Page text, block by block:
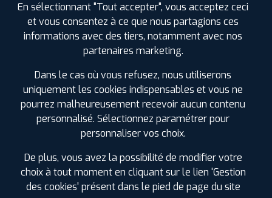
GÉNIE CIVIL MANUTENTION NOS SERVICES PLUS
Freinage
Montage pneus à MALESHERBES
Amortisseurs
Batterie
Géométrie
Vente Accessoires
En sélectionnant "Tout accepter", vous acceptez ceci
et vous consentez à ce que nous partagions ces
informations avec des tiers, notamment avec nos
partenaires marketing.
Dans le cas où vous refusez, nous utiliserons
uniquement les cookies indispensables et vous ne
pourrez malheureusement recevoir aucun contenu
personnalisé. Sélectionnez paramétrer pour
personnaliser vos choix.
De plus, vous avez la possibilité de modifier votre
choix à tout moment en cliquant sur le lien 'Gestion
des cookies' présent dans le pied de page du site